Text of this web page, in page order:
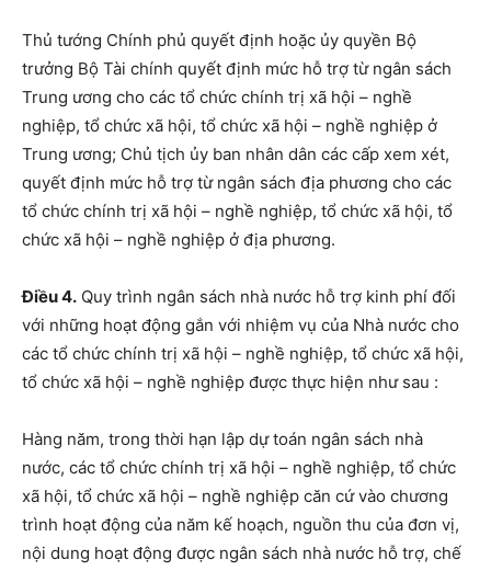
Thủ tướng Chính phủ quyết định hoặc ủy quyền Bộ
trưởng Bộ Tài chính quyết định mức hỗ trợ từ ngân sách
Trung ương cho các tổ chức chính trị xã hội – nghề
nghiệp, tổ chức xã hội, tổ chức xã hội – nghề nghiệp ở
Trung ương; Chủ tịch ủy ban nhân dân các cấp xem xét,
quyết định mức hỗ trợ từ ngân sách địa phương cho các
tổ chức chính trị xã hội – nghề nghiệp, tổ chức xã hội, tổ
chức xã hội – nghề nghiệp ở địa phương.
Điều 4. Quy trình ngân sách nhà nước hỗ trợ kinh phí đối
với những hoạt động gắn với nhiệm vụ của Nhà nước cho
các tổ chức chính trị xã hội – nghề nghiệp, tổ chức xã hội,
tổ chức xã hội – nghề nghiệp được thực hiện như sau :
Hàng năm, trong thời hạn lập dự toán ngân sách nhà
nước, các tổ chức chính trị xã hội – nghề nghiệp, tổ chức
xã hội, tổ chức xã hội – nghề nghiệp căn cứ vào chương
trình hoạt động của năm kế hoạch, nguồn thu của đơn vị,
nội dung hoạt động được ngân sách nhà nước hỗ trợ, chế